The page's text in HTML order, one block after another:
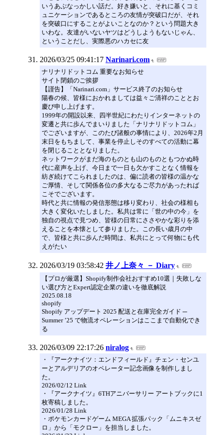
いうあぶなっかしい話だ。好き嫌いと、それに基くコミ
ュニケーションであるところの友情が突破口だが、それ
を突破口にすることがよいことなのか？という問題大き
いわな。友達がいないヤツはどうしようもないじゃん、
ということだし、実際悪のハカセに友
2026/03/25 09:41:17 Narinari.com
ナリナリドットコム 重要なお知らせ
サイト閉鎖のご挨拶
【謹告】「Narinari.com」サービス終了のお知らせ
陽春の候、皆様におかれましては益々ご清祥のこととお
慶び申し上げます。
1999年の開設以来、四半世紀にわたりインターネットの
変遷と共に歩んでまいりました「ナリナリドットコム」
でございますが、このたび諸般の事情により、2026年2月
末日をもちまして、事業を停止しそのすべての活動に幕
を閉じることとなりました。
ネットワークがまだ海のものとも山のものともつかぬ時
代に産声を上げ、今日まで一日も欠かすことなく情報を
紡ぎ続けてこられましたのは、偏に読者の皆様の温かな
ご厚情、そして関係各位の多大なるご尽力があったれば
こそでございます。
時代と共に情報の発信形態は移り変わり、社会の様相も
大きく変化いたしました。私共は常に「世の中の今」を
独自の視点で見つめ、皆様の日常にささやかな彩りを添
えることを本懐として参りました。この長い歳月の中
で、皆様と共に歩んだ時間は、私共にとって何物にも代
えがたい
2026/03/19 03:58:42 井ノ上奈々 － Diary
【プロが厳選】Shopify制作会社おすすめ10選｜失敗しな
い選び方とExpert認定企業の違いを徹底解説
2025.08.18
shopify
Shopify アップデート 2025 配送と在庫完全ガイド ─
Summer ’25 で物流オペレーションはここまで自動化でき
る
2026/03/09 22:17:26 niralog
・『アークナイツ：エンドフィールド』チェン・センユ
ーとアルデリアのオペレーター記念画像を制作しまし
た。
2026/02/12 Link
・『アークナイツ』6THアニバーサリー アートブックに1
枚寄稿しました。
2026/01/28 Link
・ポケモンカードゲーム MEGA 拡張パック「ムニキスゼ
ロ」から「モクロー」を担当しました。